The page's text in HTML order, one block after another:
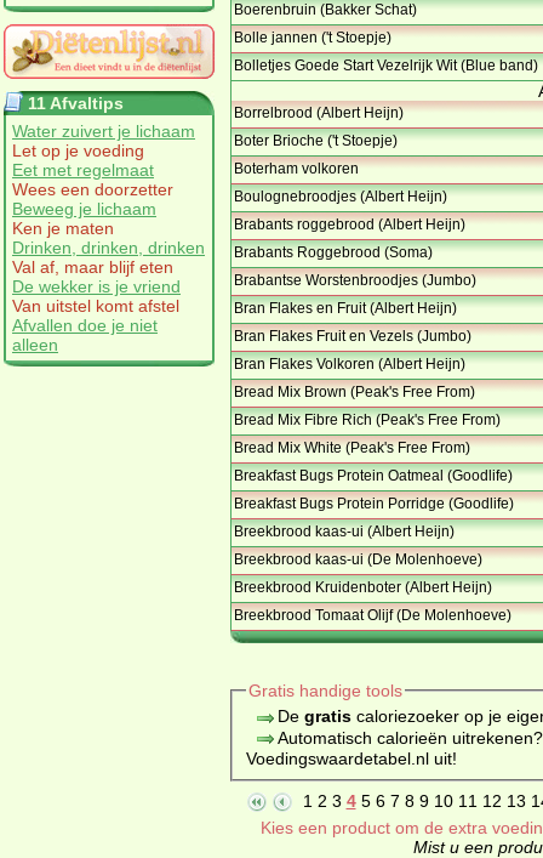
11 Afvaltips
Water zuivert je lichaam
Let op je voeding
Eet met regelmaat
Wees een doorzetter
Beweeg je lichaam
Ken je maten
Drinken, drinken, drinken
Val af, maar blijf eten
De wekker is je vriend
Van uitstel komt afstel
Afvallen doe je niet
alleen
Boerenbruin (Bakker Schat)
Bolle jannen ('t Stoepje)
Bolletjes Goede Start Vezelrijk Wit (Blue band)
Borrelbrood (Albert Heijn)
Boter Brioche ('t Stoepje)
Boterham volkoren
Boulognebroodjes (Albert Heijn)
Brabants roggebrood (Albert Heijn)
Brabants Roggebrood (Soma)
Brabantse Worstenbroodjes (Jumbo)
Bran Flakes en Fruit (Albert Heijn)
Bran Flakes Fruit en Vezels (Jumbo)
Bran Flakes Volkoren (Albert Heijn)
Bread Mix Brown (Peak's Free From)
Bread Mix Fibre Rich (Peak's Free From)
Bread Mix White (Peak's Free From)
Breakfast Bugs Protein Oatmeal (Goodlife)
Breakfast Bugs Protein Porridge (Goodlife)
Breekbrood kaas-ui (Albert Heijn)
Breekbrood kaas-ui (De Molenhoeve)
Breekbrood Kruidenboter (Albert Heijn)
Breekbrood Tomaat Olijf (De Molenhoeve)
Gratis handige tools
De gratiscaloriezoeker op je
Automatisch calorieën
Voedingswaardetabel.nl uit!
1 2 3 4 5 6 7 8 9 10 11 12 13
Kies een product om de extra
Mist u een